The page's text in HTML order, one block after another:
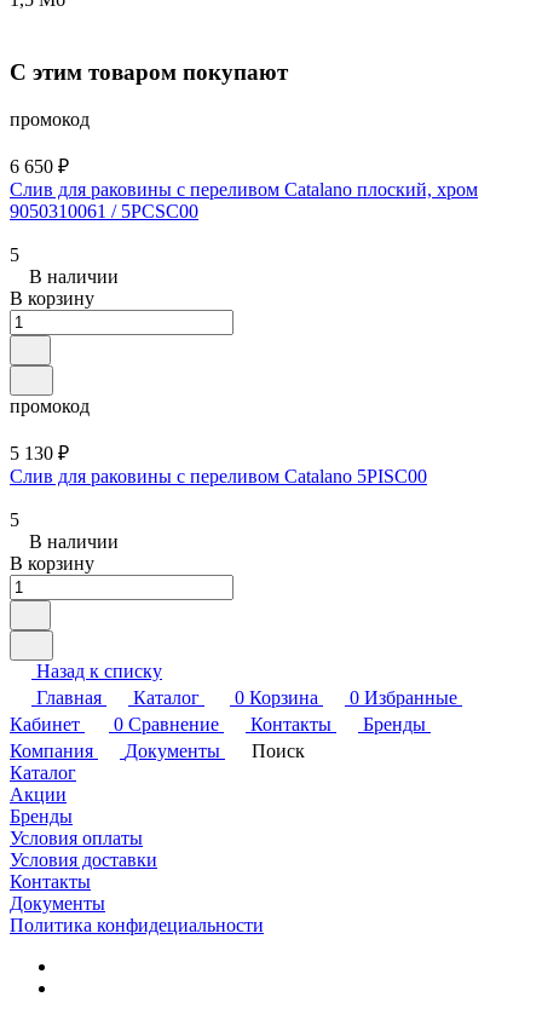
С этим товаром покупают
промокод
6 650 ₽
Слив для раковины с переливом Catalano плоский, хром
9050310061 / 5PCSC00
5
В наличии
В корзину
промокод
5 130 ₽
Слив для раковины с переливом Catalano 5PISC00
5
В наличии
В корзину
Назад к списку
Главная
Каталог 0 Корзина 0 Избранные
Кабинет
0 Сравнение Контакты
Бренды
Компания
Документы
Поиск
Каталог
Акции
Бренды
Условия оплаты
Условия доставки
Контакты
Документы
Политика конфидециальности